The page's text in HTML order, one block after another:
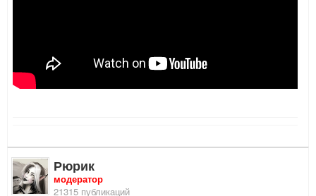
Рюрик
модератор
21315 публикаций